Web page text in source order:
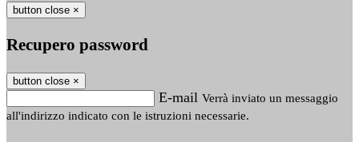
button close ×
Recupero password
button close ×
E-mail Verrà inviato un messaggio
all'indirizzo indicato con le istruzioni necessarie.